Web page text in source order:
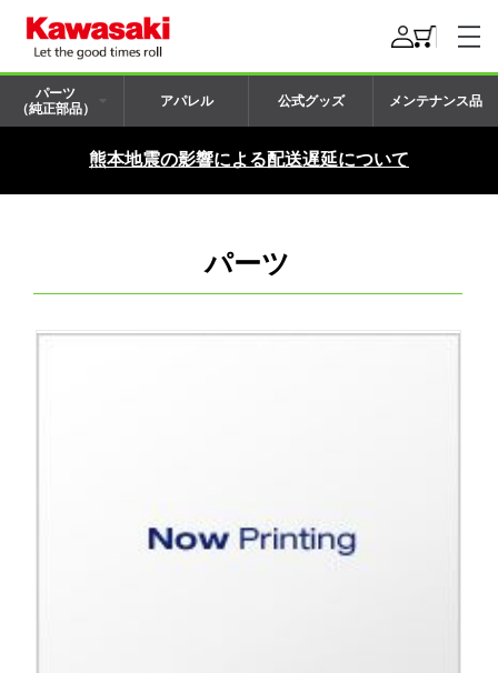
パーツ
（純正部品）
アパレル 公式グッズ メンテナンス品
熊本地震の影響による配送遅延について
パーツ